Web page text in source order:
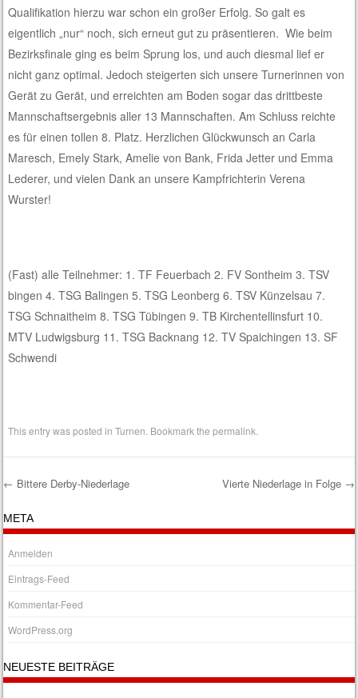
Qualifikation hierzu war schon ein großer Erfolg. So galt es
eigentlich „nur“ noch, sich erneut gut zu präsentieren. Wie beim
Bezirksfinale ging es beim Sprung los, und auch diesmal lief er
nicht ganz optimal. Jedoch steigerten sich unsere Turnerinnen von
Gerät zu Gerät, und erreichten am Boden sogar das drittbeste
Mannschaftsergebnis aller 13 Mannschaften. Am Schluss reichte
es für einen tollen 8. Platz. Herzlichen Glückwunsch an Carla
Maresch, Emely Stark, Amelie von Bank, Frida Jetter und Emma
Lederer, und vielen Dank an unsere Kampfrichterin Verena
Wurster!
(Fast) alle Teilnehmer: 1. TF Feuerbach 2. FV Sontheim 3. TSV
bingen 4. TSG Balingen 5. TSG Leonberg 6. TSV Künzelsau 7.
TSG Schnaitheim 8. TSG Tübingen 9. TB Kirchentellinsfurt 10.
MTV Ludwigsburg 11. TSG Backnang 12. TV Spaichingen 13. SF
Schwendi
This entry was posted inTurnen . Bookmark thepermalink
Post navigation
← Bittere Derby-Niederlage Vierte Niederlage in Folge →
META
Anmelden
Eintrags-Feed
Kommentar-Feed
WordPress.org
NEUESTE BEITRÄGE